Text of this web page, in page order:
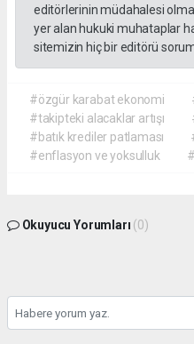
editörlerinin müdahalesi
yer alan hukuki muhataplar
sitemizin hiç bir editörü
#özgür karabat ekonomi
#takipteki alacaklar artışı
#batık krediler patlaması
#enflasyon ve yoksulluk
Okuyucu Yorumları (0)